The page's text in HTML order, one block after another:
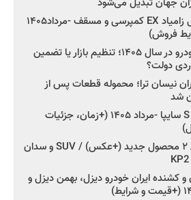
شروع فروش اقساطی زامیاد EX کمپرسی و مسقف -مرداد۱۴۰۵
فروش)
راز واردات ۷۵ هزار خودرو در سال ۱۴۰۵؛ تنظیم بازار یا تضمین
نیسان ترا؛ محموله قطعات پس از
شد
شروع فروش کوییک S سایپا -مرداد ۱۴۰۵ (+زمان، جزئیات
کرمان موتور به دنبال ۲ محصول جدید (+عکس) / SUV و سدان
ایران خودرو دیزل، بهمن دیزل و